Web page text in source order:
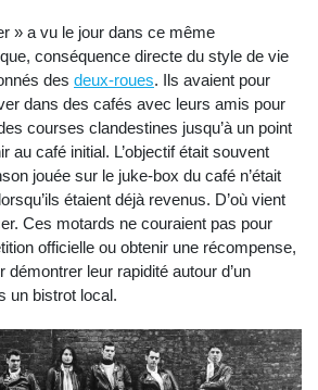
» a vu le jour dans ce même
conséquence directe du style de vie
des deux-roues. Ils avaient pour
dans des cafés avec leurs amis pour
courses clandestines jusqu’à un point
au café initial. L’objectif était souvent
jouée sur le juke-box du café n’était
étaient déjà revenus. D’où vient
Ces motards ne couraient pas pour
officielle ou obtenir une récompense,
leur rapidité autour d’un
un bistrot local.